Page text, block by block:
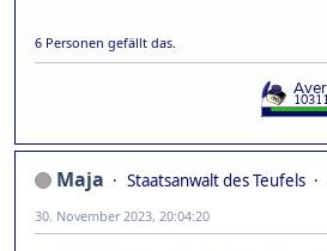
6 Personen gefällt das.
Maja Staatsanwalt des Teufels
30. November 2023, 20:04:20